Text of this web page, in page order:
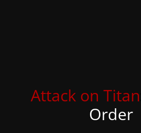
Attack on Titan
Order